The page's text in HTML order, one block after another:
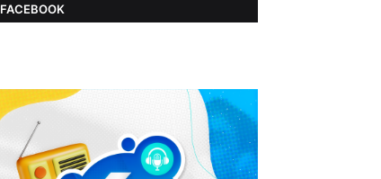
FACEBOOK